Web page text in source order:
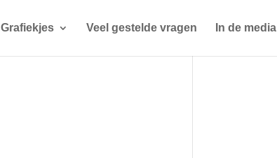
Grafiekjes Veel gestelde vragen In de media